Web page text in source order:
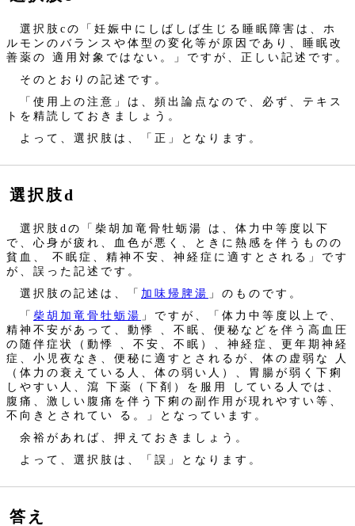
選択肢cの「妊娠中にしばしば生じる睡眠障害は、ホ
ルモンのバランスや体型の変化等が原因であり、睡眠改
善薬の 適用対象ではない。」ですが、正しい記述です。
そのとおりの記述です。
「使用上の注意」は、頻出論点なので、必ず、テキス
トを精読しておきましょう。
よって、選択肢は、「正」となります。
選択肢d
選択肢dの「柴胡加竜骨牡蛎湯 は、体力中等度以下
で、心身が疲れ、血色が悪く、ときに熱感を伴うものの
貧血、 不眠症、精神不安、神経症に適すとされる」です
が、誤った記述です。
選択肢の記述は、「 加味帰脾湯 」のものです。
「 柴胡加竜骨牡蛎湯 」ですが、「体力中等度以上で、
精神不安があって、動悸 、不眠、便秘などを伴う高血圧
の随伴症状（動悸 、不安、不眠）、神経症、更年期神経
症、小児夜なき、便秘に適すとされるが、体の虚弱な 人
（体力の衰えている人、体の弱い人）、胃腸が弱く下痢
しやすい人、瀉 下薬（下剤）を服用 している人では、
腹痛、激しい腹痛を伴う下痢の副作用が現れやすい等、
不向きとされてい る。」となっています。
余裕があれば、押えておきましょう。
よって、選択肢は、「誤」となります。
答え